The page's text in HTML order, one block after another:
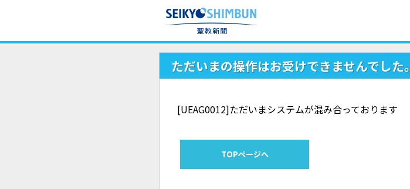
ただいまの操作はお受けできませんでした。
[UEAG0012]ただいまシステムが混み合っております
TOPページへ